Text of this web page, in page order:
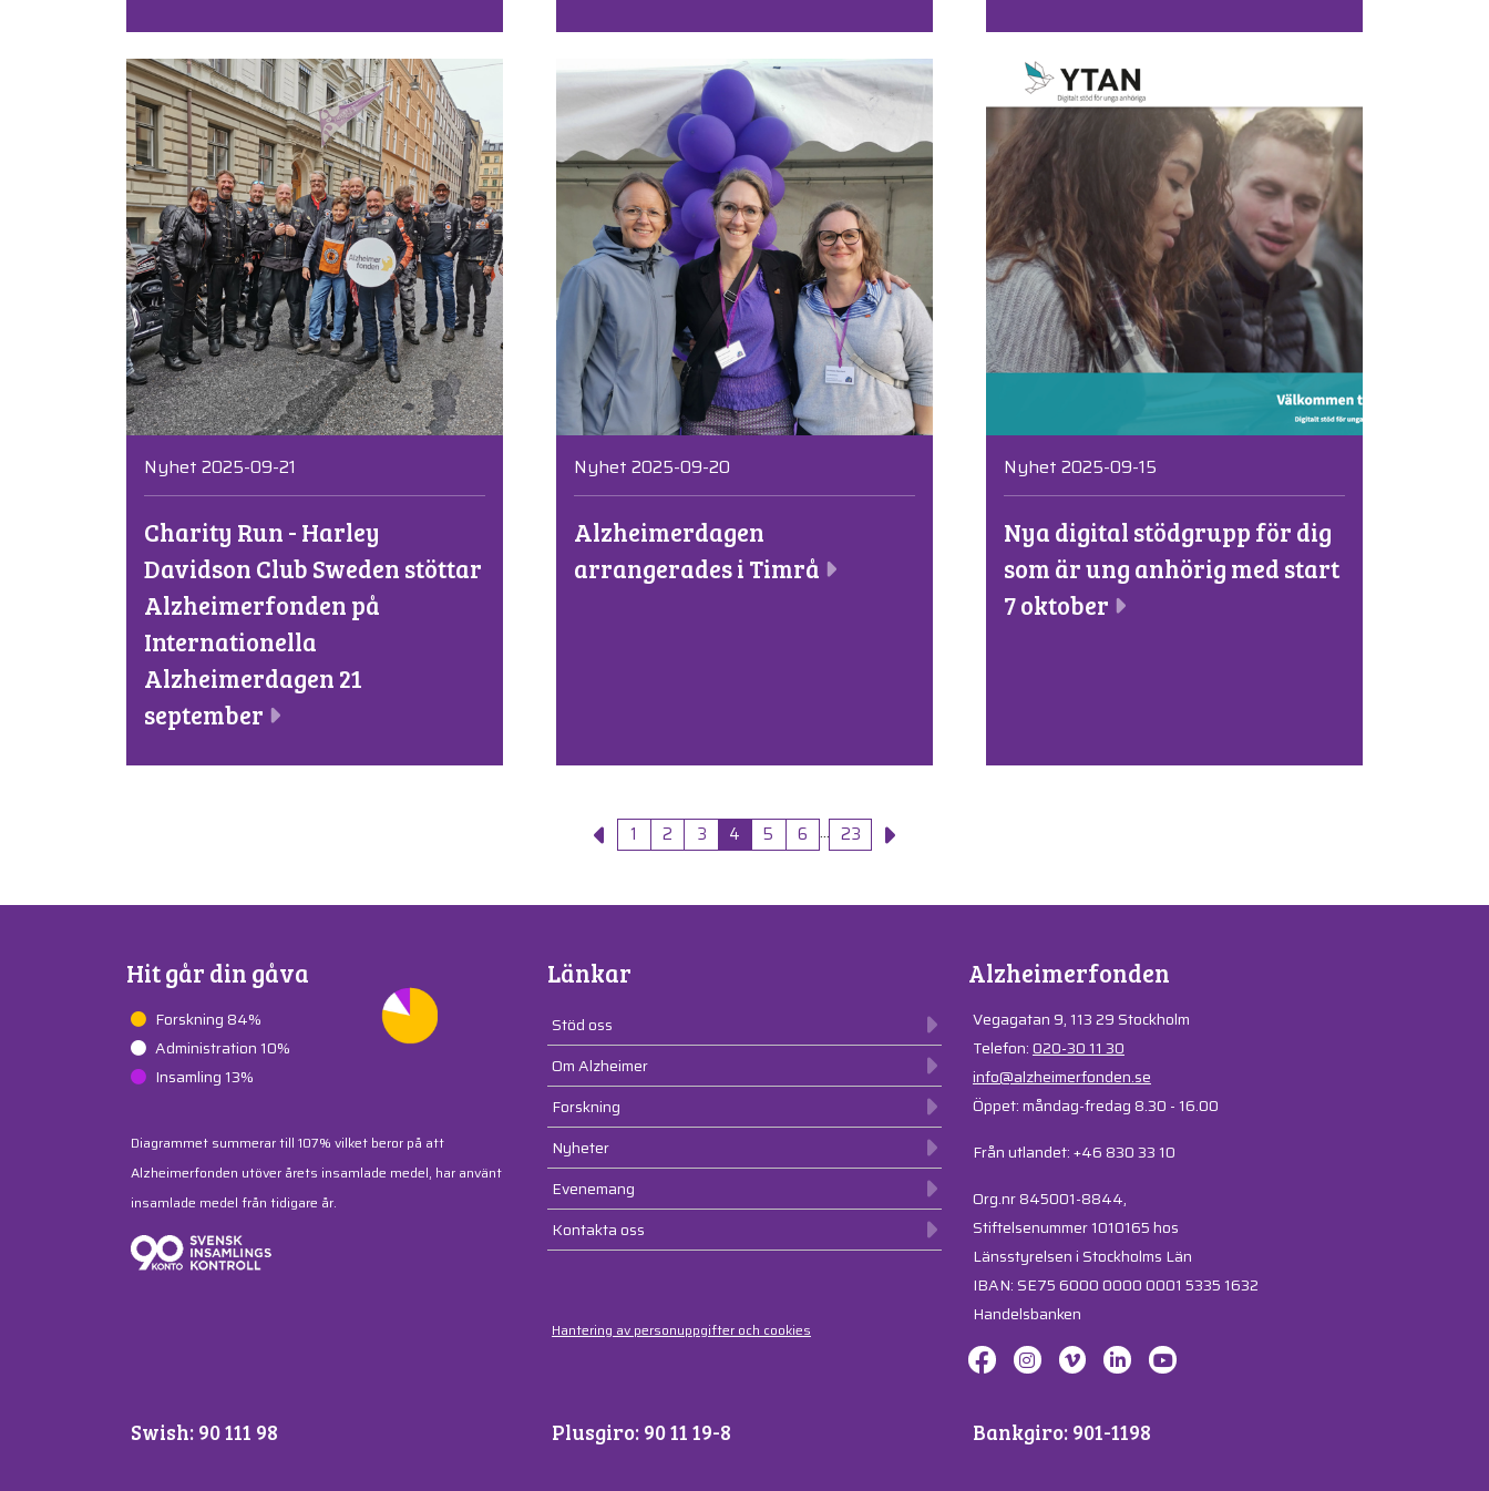
Nyhet 2025-09-21
Charity Run - Harley
Davidson Club Sweden stöttar
Alzheimerfonden på
Internationella
Alzheimerdagen 21
september
Nyhet 2025-09-20
Alzheimerdagen
arrangerades i Timrå
Nyhet 2025-09-15
Nya digital stödgrupp för dig
som är ung anhörig med start
7 oktober
1 2 3 4 5 6 ... 23
Hit går din gåva
Forskning 84%
Administration 10%
Insamling 13%
Diagrammet summerar till 107% vilket beror på att
Alzheimerfonden utöver årets insamlade medel, har använt
insamlade medel från tidigare år.
Länkar
Stöd oss
Om Alzheimer
Forskning
Nyheter
Evenemang
Kontakta oss
Hantering av personuppgifter och cookies
Alzheimerfonden
Vegagatan 9, 113 29 Stockholm
Telefon:020-30 11 30
info@alzheimerfonden.se
Öppet: måndag-fredag 8.30 - 16.00
Från utlandet: +46 830 33 10
Org.nr 845001-8844,
Stiftelsenummer 1010165 hos
Länsstyrelsen i Stockholms Län
IBAN: SE75 6000 0000 0001 5335 1632
Handelsbanken
Swish: 90 111 98 Plusgiro: 90 11 19-8 Bankgiro: 901-1198